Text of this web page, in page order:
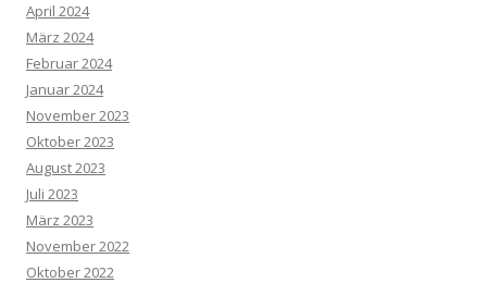
April 2024
März 2024
Februar 2024
Januar 2024
November 2023
Oktober 2023
August 2023
Juli 2023
März 2023
November 2022
Oktober 2022